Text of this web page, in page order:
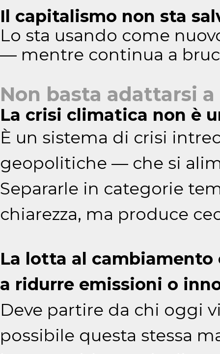
Il capitalismo non sta
Lo sta usando come
— mentre continua a
Non basta adattarsi
La crisi climatica non è
È un sistema di crisi
geopolitiche — che si
Separarle in categorie
chiarezza, ma produce
La lotta al
a ridurre emissioni o
Deve partire da chi oggi
possibile questa stessa